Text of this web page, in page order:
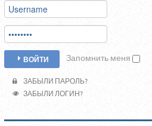
ВОЙТИ Запомнить меня
ЗАБЫЛИ ПАРОЛЬ?
ЗАБЫЛИ ЛОГИН?